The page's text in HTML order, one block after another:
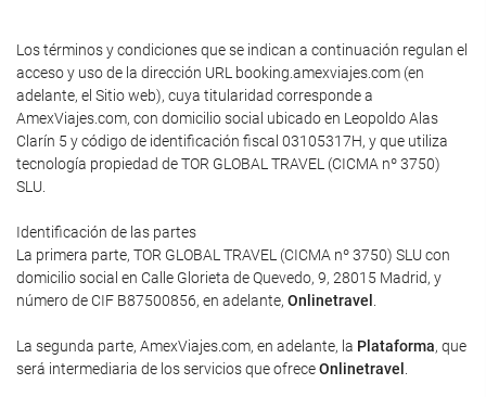
Los términos y condiciones que se indican a continuación regulan el
acceso y uso de la dirección URL booking.amexviajes.com (en
adelante, el Sitio web), cuya titularidad corresponde a
AmexViajes.com, con domicilio social ubicado en Leopoldo Alas
Clarín 5 y código de identificación fiscal 03105317H, y que utiliza
tecnología propiedad de TOR GLOBAL TRAVEL (CICMA nº 3750)
SLU.
Identificación de las partes
La primera parte, TOR GLOBAL TRAVEL (CICMA nº 3750) SLU con
domicilio social en Calle Glorieta de Quevedo, 9, 28015 Madrid, y
número de CIF B87500856, en adelante, Onlinetravel
La segunda parte, AmexViajes.com, en adelante, la Plataforma, que
será intermediaria de los servicios que ofreceOnlinetravel